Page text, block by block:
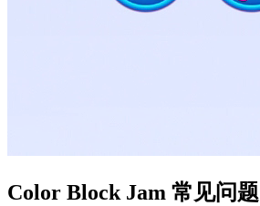
Color Block Jam 常见问题